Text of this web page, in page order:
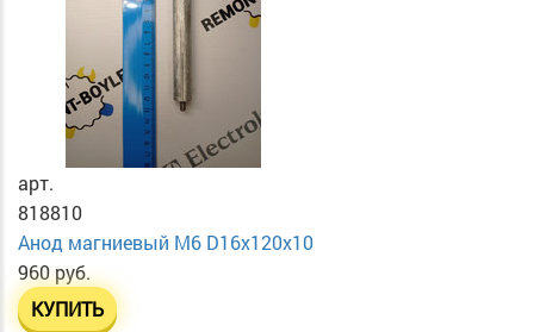
арт.
818810
Анод магниевый М6 D16х120х10
960 руб.
КУПИТЬ